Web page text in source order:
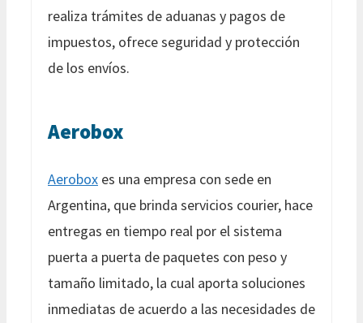
realiza trámites de aduanas y pagos de
impuestos, ofrece seguridad y protección
de los envíos.
Aerobox
Aerobox es una empresa con sede en
Argentina, que brinda servicios courier, hace
entregas en tiempo real por el sistema
puerta a puerta de paquetes con peso y
tamaño limitado, la cual aporta soluciones
inmediatas de acuerdo a las necesidades de